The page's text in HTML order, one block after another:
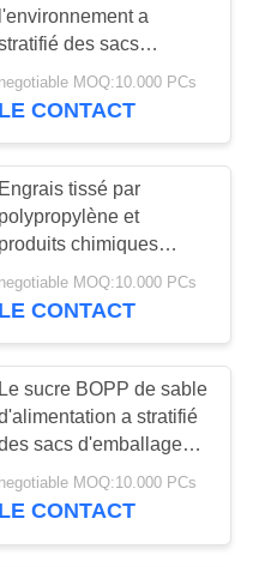
de fibc
18
l'environnement a
des sacs
d'emballage d'engrais
de sac, sacs tissés par
negotiable MOQ:10.000 PCs
LE CONTACT
Engrais tissé par
polypropylène et
produits chimiques
empaquetant des sacs à
sac avec l'impression de
negotiable MOQ:10.000 PCs
LE CONTACT
Le sucre BOPP de sable
a stratifié
sacs d'emballage
d'engrais avec l'insertion
de revêtement de PE
negotiable MOQ:10.000 PCs
LE CONTACT